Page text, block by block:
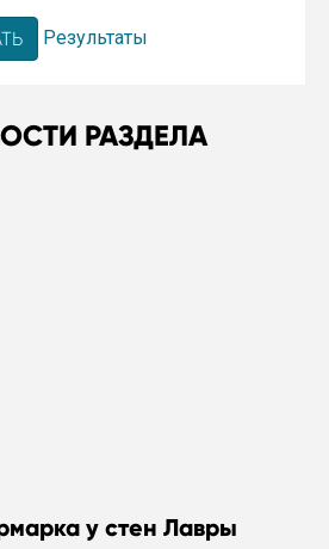
Результаты
РАЗДЕЛА
у стен Лавры